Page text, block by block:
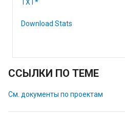
TXT*
Download Stats
ССЫЛКИ ПО ТЕМЕ
См. документы по проектам